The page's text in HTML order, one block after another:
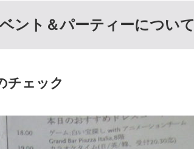
ント＆パーティーについて
チェック